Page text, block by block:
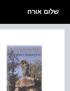
שלום אורח